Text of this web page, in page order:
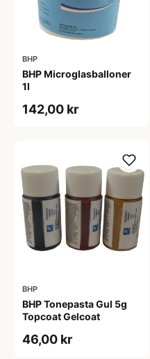
BHP
BHP Microglasballoner
1l
142,00 kr
BHP
BHP Tonepasta Gul 5g
Topcoat Gelcoat
46,00 kr